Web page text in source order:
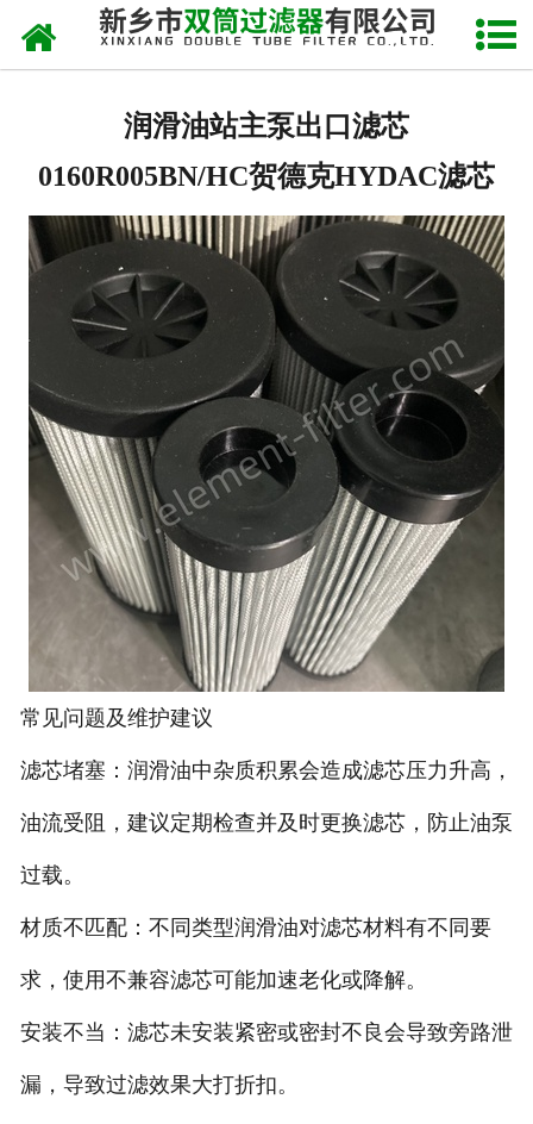
网站首页
新闻中心
产品快讯
在线留言
联系我们
网站地图
润滑油站主泵出口滤芯
0160R005BN/HC贺德克HYDAC滤芯
常见问题及维护建议
滤芯堵塞：润滑油中杂质积累会造成滤芯压力升高，
油流受阻，建议定期检查并及时更换滤芯，防止油泵
过载。
材质不匹配：不同类型润滑油对滤芯材料有不同要
求，使用不兼容滤芯可能加速老化或降解。
安装不当：滤芯未安装紧密或密封不良会导致旁路泄
漏，导致过滤效果大打折扣。